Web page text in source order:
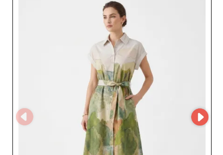
My Fashion Wholesaler, detaliczni sprzedawcy mogą
poprosić o dostęp do MicroStore dostawcy i nawiązać
współpracę ze specjalistą od sukienek damskich.